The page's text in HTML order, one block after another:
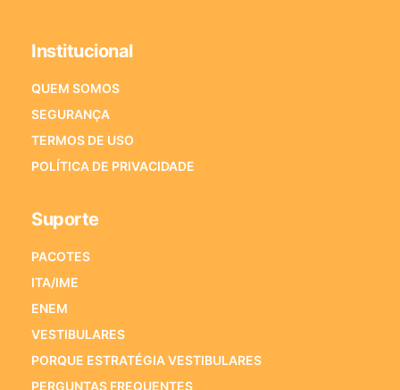
Institucional
QUEM SOMOS
SEGURANÇA
TERMOS DE USO
POLÍTICA DE PRIVACIDADE
Suporte
PACOTES
ITA/IME
ENEM
VESTIBULARES
PORQUE ESTRATÉGIA VESTIBULARES
PERGUNTAS FREQUENTES